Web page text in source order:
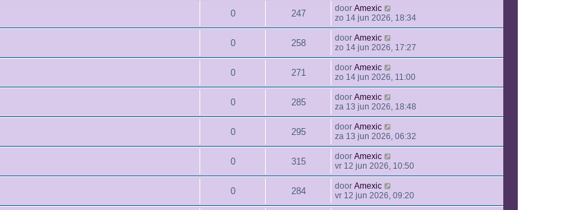
0 247 door Amexic
zo 14 jun 2026, 18:34
0 258 door Amexic
zo 14 jun 2026, 17:27
0 271 door Amexic
zo 14 jun 2026, 11:00
0 285 door Amexic
za 13 jun 2026, 18:48
0 295 door Amexic
za 13 jun 2026, 06:32
0 315 door Amexic
vr 12 jun 2026, 10:50
0 284 door Amexic
vr 12 jun 2026, 09:20